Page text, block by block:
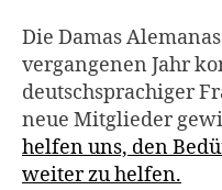
Die Damas
vergangenen Jahr
deutschsprachiger
neue Mitglieder
helfen uns, den
weiter zu helfen.